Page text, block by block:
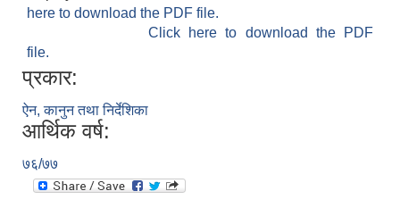
here to download the PDF file.
Click here to download the PDF
file.
प्रकार:
ऐन, कानुन तथा निर्देशिका
आर्थिक वर्ष:
७६/७७